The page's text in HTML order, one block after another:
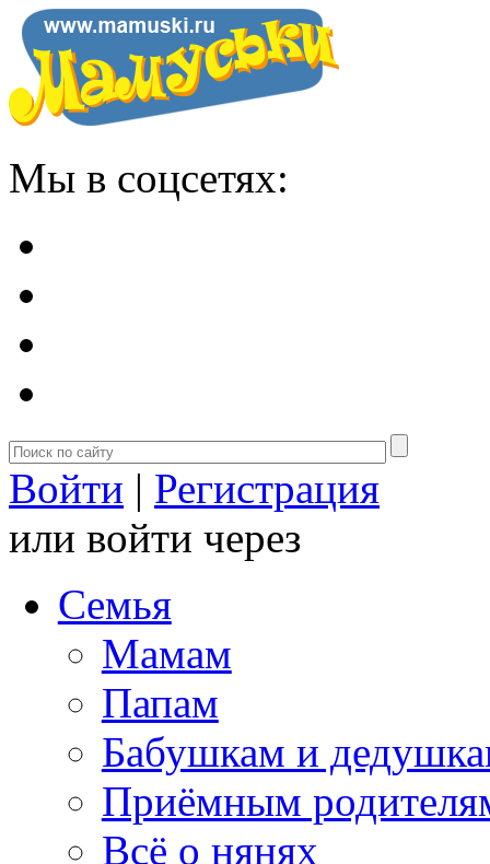
Мы в соцсетях:
Войти | Регистрация
или войти через
Семья
Мамам
Папам
Бабушкам и
Приёмным
Всё о нянях